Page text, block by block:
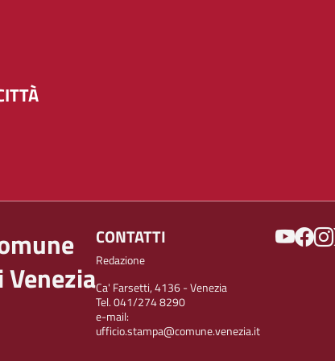
Venezia
CONTATTI
Redazione
Ca' Farsetti, 4136 - Venezia
Tel. 041/274 8290
e-mail:
ufficio.stampa@comune.venezia.it